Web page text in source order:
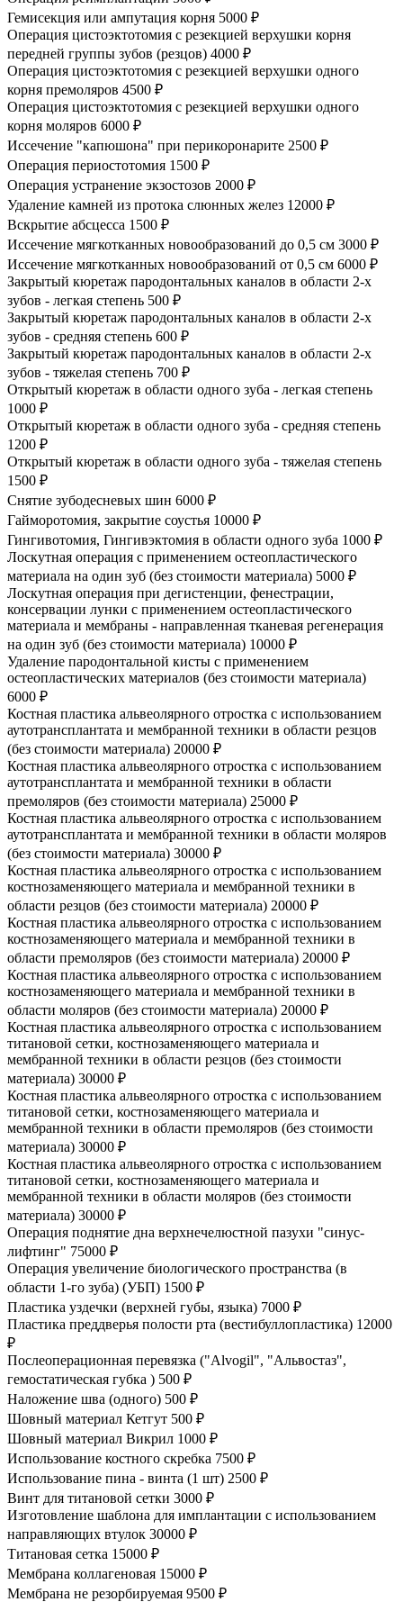
Гемисекция или ампутация корня 5000 ₽
Операция цистоэктотомия с резекцией верхушки корня
передней группы зубов (резцов) 4000 ₽
Операция цистоэктотомия с резекцией верхушки одного
корня премоляров 4500 ₽
Операция цистоэктотомия с резекцией верхушки одного
корня моляров 6000 ₽
Иссечение "капюшона" при перикоронарите 2500 ₽
Операция периостотомия 1500 ₽
Операция устранение экзостозов 2000 ₽
Удаление камней из протока слюнных желез 12000 ₽
Вскрытие абсцесса 1500 ₽
Иссечение мягкотканных новообразований до 0,5 см 3000 ₽
Иссечение мягкотканных новообразований от 0,5 см 6000 ₽
Закрытый кюретаж пародонтальных каналов в области 2-х
зубов - легкая степень 500 ₽
Закрытый кюретаж пародонтальных каналов в области 2-х
зубов - средняя степень 600 ₽
Закрытый кюретаж пародонтальных каналов в области 2-х
зубов - тяжелая степень 700 ₽
Открытый кюретаж в области одного зуба - легкая степень
1000 ₽
Открытый кюретаж в области одного зуба - средняя степень
1200 ₽
Открытый кюретаж в области одного зуба - тяжелая степень
1500 ₽
Снятие зубодесневых шин 6000 ₽
Гайморотомия, закрытие соустья 10000 ₽
Гингивотомия, Гингивэктомия в области одного зуба 1000 ₽
Лоскутная операция с применением остеопластического
материала на один зуб (без стоимости материала) 5000 ₽
Лоскутная операция при дегистенции, фенестрации,
консервации лунки с применением остеопластического
материала и мембраны - направленная тканевая регенерация
на один зуб (без стоимости материала) 10000 ₽
Удаление пародонтальной кисты с применением
остеопластических материалов (без стоимости материала)
6000 ₽
Костная пластика альвеолярного отростка с использованием
аутотрансплантата и мембранной техники в области резцов
(без стоимости материала) 20000 ₽
Костная пластика альвеолярного отростка с использованием
аутотрансплантата и мембранной техники в области
премоляров (без стоимости материала) 25000 ₽
Костная пластика альвеолярного отростка с использованием
аутотрансплантата и мембранной техники в области моляров
(без стоимости материала) 30000 ₽
Костная пластика альвеолярного отростка с использованием
костнозаменяющего материала и мембранной техники в
области резцов (без стоимости материала) 20000 ₽
Костная пластика альвеолярного отростка с использованием
костнозаменяющего материала и мембранной техники в
области премоляров (без стоимости материала) 20000 ₽
Костная пластика альвеолярного отростка с использованием
костнозаменяющего материала и мембранной техники в
области моляров (без стоимости материала) 20000 ₽
Костная пластика альвеолярного отростка с использованием
титановой сетки, костнозаменяющего материала и
мембранной техники в области резцов (без стоимости
материала) 30000 ₽
Костная пластика альвеолярного отростка с использованием
титановой сетки, костнозаменяющего материала и
мембранной техники в области премоляров (без стоимости
материала) 30000 ₽
Костная пластика альвеолярного отростка с использованием
титановой сетки, костнозаменяющего материала и
мембранной техники в области моляров (без стоимости
материала) 30000 ₽
Операция поднятие дна верхнечелюстной пазухи "синус-
лифтинг" 75000 ₽
Операция увеличение биологического пространства (в
области 1-го зуба) (УБП) 1500 ₽
Пластика уздечки (верхней губы, языка) 7000 ₽
Пластика преддверья полости рта (вестибуллопластика) 12000
₽
Послеоперационная перевязка ("Alvogil", "Альвостаз",
гемостатическая губка ) 500 ₽
Наложение шва (одного) 500 ₽
Шовный материал Кетгут 500 ₽
Шовный материал Викрил 1000 ₽
Использование костного скребка 7500 ₽
Использование пина - винта (1 шт) 2500 ₽
Винт для титановой сетки 3000 ₽
Изготовление шаблона для имплантации с использованием
направляющих втулок 30000 ₽
Титановая сетка 15000 ₽
Мембрана коллагеновая 15000 ₽
Мембрана не резорбируемая 9500 ₽